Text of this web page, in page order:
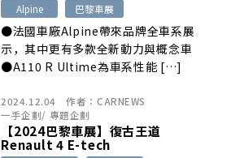
Alpine
巴黎車展
●法國車廠Alpine帶來品牌全車系展
示，其中更有多款全新動力與概念車
●A110 R Ultime為車系性能 […]
2024.12.04 作者： CARNEWS
一手企劃/ 專題企劃
【2024巴黎車展】復古王道
Renault 4 E-tech